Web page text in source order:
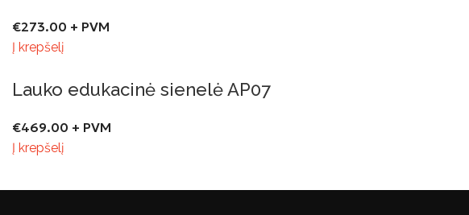
€273.00 + PVM
Į krepšelį
Lauko edukacinė sienelė AP07
€469.00 + PVM
Į krepšelį